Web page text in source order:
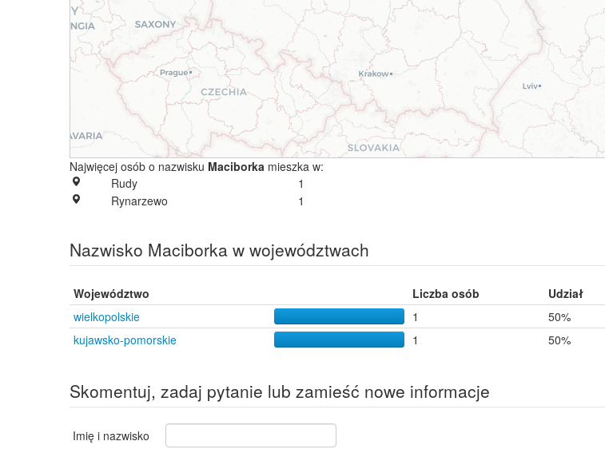
Najwięcej osób o nazwisku Maciborka mieszka w:
Rudy
1
Rynarzewo
1
Nazwisko Maciborka w województwach
Województwo Liczba osób
Udział
wielkopolskie
1
50%
kujawsko-pomorskie
1 50%
Skomentuj, zadaj pytanie lub zamieść nowe informacje
Imię i nazwisko